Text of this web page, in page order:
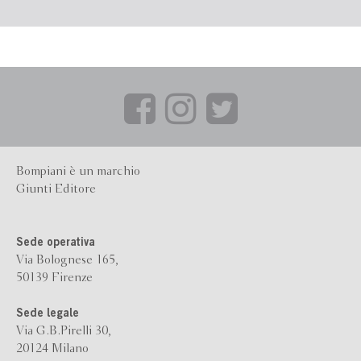
Bompiani è un marchio
Giunti Editore
Sede operativa
Via Bolognese 165,
50139 Firenze
Sede legale
Via G.B.Pirelli 30,
20124 Milano